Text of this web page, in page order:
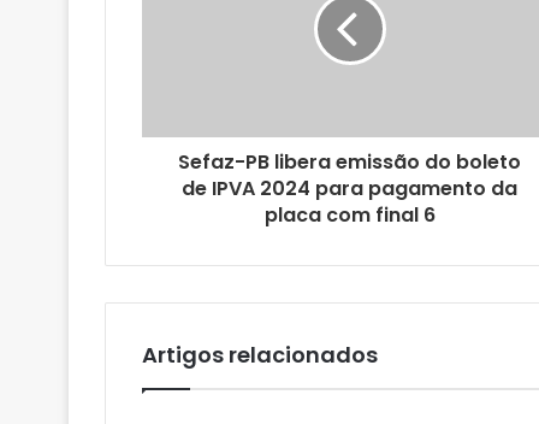
o
a
Sefaz-PB libera emissão do boleto
de IPVA 2024 para pagamento da
placa com final 6
Artigos relacionados